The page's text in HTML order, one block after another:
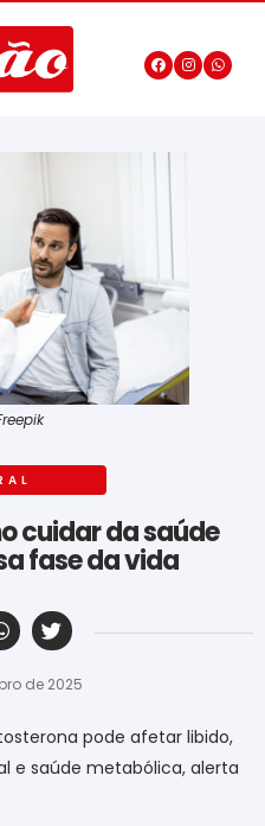
cuidar da saúde
fase da vida
de 2025
pode afetar libido,
e saúde metabólica, alerta